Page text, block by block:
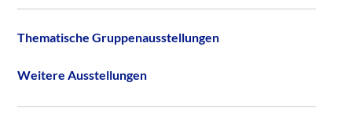
Thematische Gruppenausstellungen
Weitere Ausstellungen